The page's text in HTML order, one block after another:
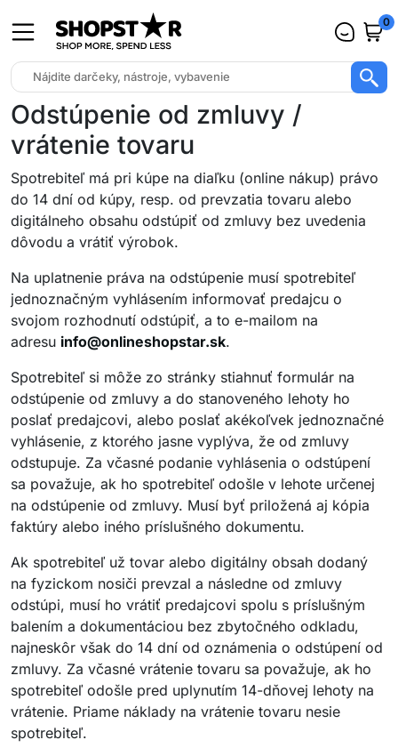
0
Odstúpenie od zmluvy /
vrátenie tovaru
Spotrebiteľ má pri kúpe na diaľku (online nákup) právo
do 14 dní od kúpy, resp. od prevzatia tovaru alebo
digitálneho obsahu odstúpiť od zmluvy bez uvedenia
dôvodu a vrátiť výrobok.
Na uplatnenie práva na odstúpenie musí spotrebiteľ
jednoznačným vyhlásením informovať predajcu o
svojom rozhodnutí odstúpiť, a to e-mailom na
adresu info@onlineshopstar.sk.
Spotrebiteľ si môže zo stránky stiahnuť formulár na
odstúpenie od zmluvy a do stanoveného lehoty ho
poslať predajcovi, alebo poslať akékoľvek jednoznačné
vyhlásenie, z ktorého jasne vyplýva, že od zmluvy
odstupuje. Za včasné podanie vyhlásenia o odstúpení
sa považuje, ak ho spotrebiteľ odošle v lehote určenej
na odstúpenie od zmluvy. Musí byť priložená aj kópia
faktúry alebo iného príslušného dokumentu.
Ak spotrebiteľ už tovar alebo digitálny obsah dodaný
na fyzickom nosiči prevzal a následne od zmluvy
odstúpi, musí ho vrátiť predajcovi spolu s príslušným
balením a dokumentáciou bez zbytočného odkladu,
najneskôr však do 14 dní od oznámenia o odstúpení od
zmluvy. Za včasné vrátenie tovaru sa považuje, ak ho
spotrebiteľ odošle pred uplynutím 14-dňovej lehoty na
vrátenie. Priame náklady na vrátenie tovaru nesie
spotrebiteľ.